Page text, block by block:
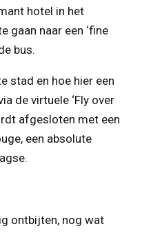
hotel in het
gaan naar een ‘fine
bus.
stad en hoe hier een
de virtuele ‘Fly over
afgesloten met een
een absolute
ontbijten, nog wat